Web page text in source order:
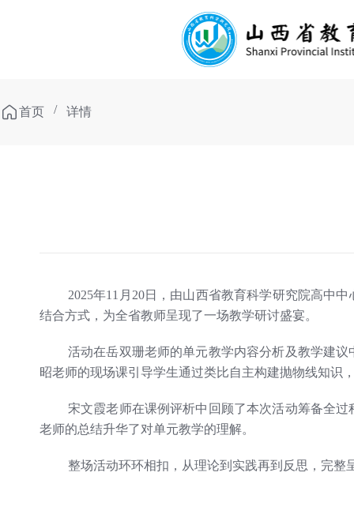
首页 / 详情
2025年11月20日，由山西省教育科学研究院高中
结合方式，为全省教师呈现了一场教学研讨盛宴。
活动在岳双珊老师的单元教学内容分析及教学建
昭老师的现场课引导学生通过类比自主构建抛物线知识
宋文霞老师在课例评析中回顾了本次活动筹备全
老师的总结升华了对单元教学的理解。
整场活动环环相扣，从理论到实践再到反思，完